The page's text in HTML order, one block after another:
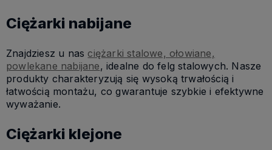
Ciężarki nabijane
Znajdziesz u nas ciężarki stalowe, ołowiane,
powlekane nabijane, idealne do felg stalowych. Nasze
produkty charakteryzują się wysoką trwałością i
łatwością montażu, co gwarantuje szybkie i efektywne
wyważanie.
Ciężarki klejone